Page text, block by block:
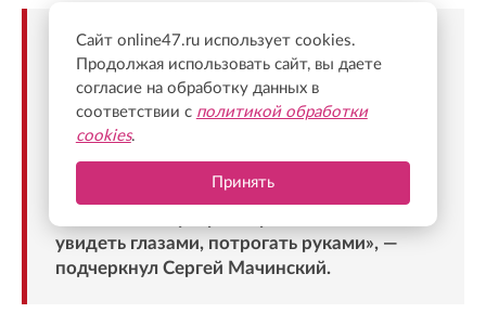
«Как правильно сказал Александр
Юрьевич, наиболее эффективной будет
встреча в районе, с главой района и в
присутствии активистов Ассоциации
ветеранов, когда напрямую главе региона
на месте будут рассказывать о
положительных и отрицательных
увидеть глазами, потрогать руками», —
подчеркнул Сергей Мачинский.
Сайт online47.ru использует cookies.
Продолжая использовать сайт, вы даете
согласие на обработку данных в
соответствии с политикой обработки
cookies.
Принять